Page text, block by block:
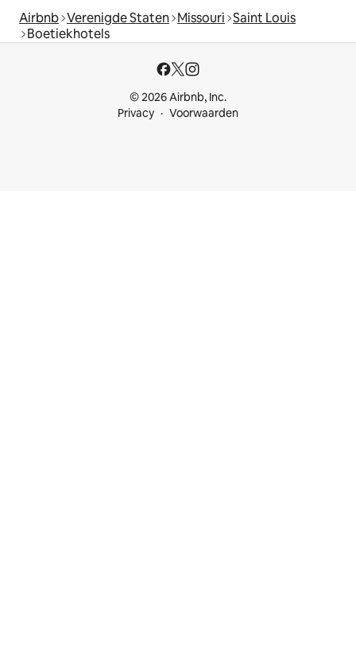
Airbnb Verenigde Staten Missouri Saint Louis
Boetiekhotels
© 2026 Airbnb, Inc.
Privacy
Voorwaarden